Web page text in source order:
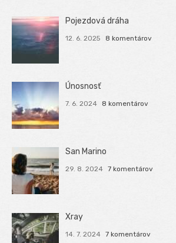
Pojezdová dráha
12. 6. 2025 8 komentárov
Únosnosť
7. 6. 2024 8 komentárov
San Marino
29. 8. 2024 7 komentárov
Xray
14. 7. 2024 7 komentárov